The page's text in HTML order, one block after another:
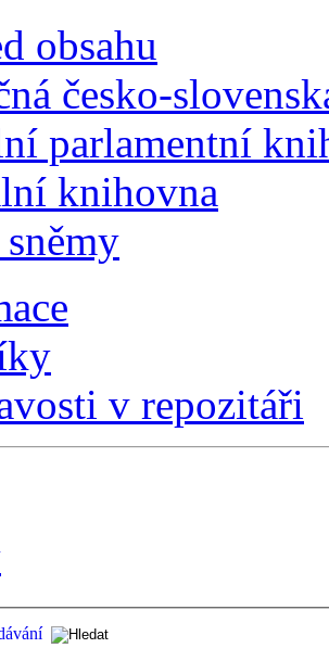
obsahu
česko-
parlamentní
knihovna
v repozitáři